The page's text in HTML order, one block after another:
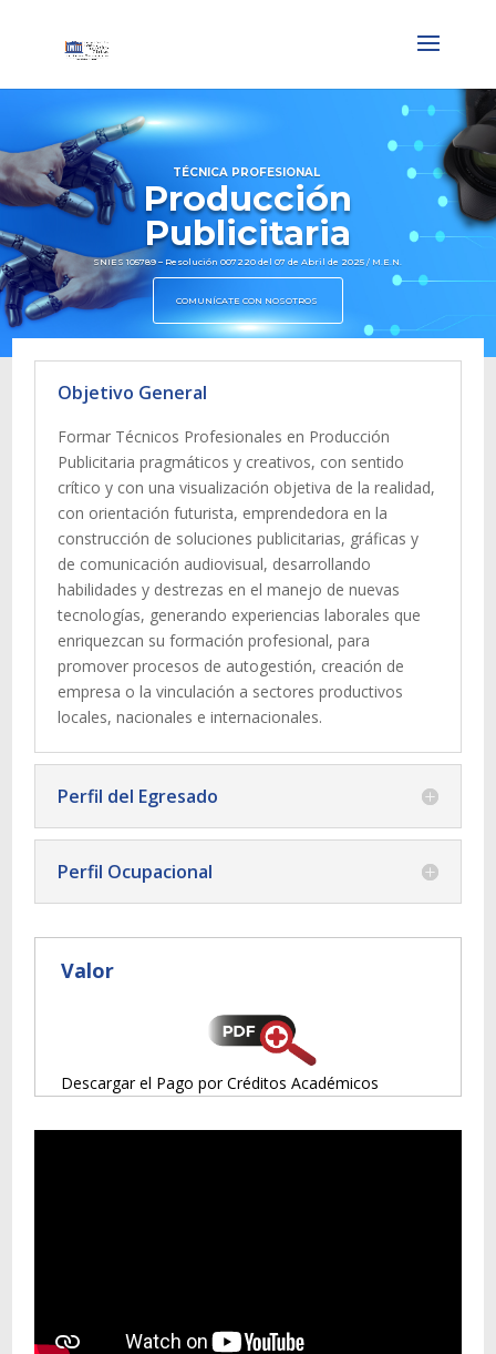
TÉCNICA PROFESIONAL
Producción
Publicitaria
SNIES 105789 – Resolución 007220 del 07 de Abril de 2025 / M.E.N.
COMUNÍCATE CON NOSOTROS
Objetivo General
Formar Técnicos Profesionales en Producción
Publicitaria pragmáticos y creativos, con sentido
crítico y con una visualización objetiva de la realidad,
con orientación futurista, emprendedora en la
construcción de soluciones publicitarias, gráficas y
de comunicación audiovisual, desarrollando
habilidades y destrezas en el manejo de nuevas
tecnologías, generando experiencias laborales que
enriquezcan su formación profesional, para
promover procesos de autogestión, creación de
empresa o la vinculación a sectores productivos
locales, nacionales e internacionales.
Perfil del Egresado
Perfil Ocupacional
Valor
Descargar el Pago por Créditos Académicos